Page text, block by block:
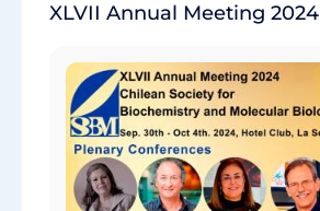
XLVII Annual Meeting 2024